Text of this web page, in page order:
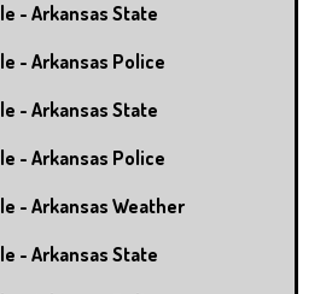
- Arkansas State
- Arkansas Police
- Arkansas State
- Arkansas Police
- Arkansas Weather
- Arkansas State